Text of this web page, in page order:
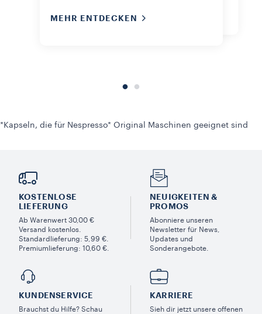
MEHR ENTDECKEN
*Kapseln, die für Nespresso* Original Maschinen geeignet sind
KOSTENLOSE
LIEFERUNG
Ab Warenwert 30,00 €
Versand kostenlos.
Standardlieferung: 5,99 €.
Premiumlieferung: 10,60 €.
NEUIGKEITEN &
PROMOS​
Abonniere unseren
Newsletter für News,
Updates und
Sonderangebote.
KUNDENSERVICE​
Brauchst du Hilfe? Schau
KARRIERE
Sieh dir jetzt unsere offenen